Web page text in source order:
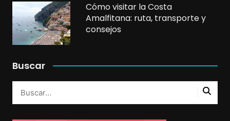
Cómo visitar la Costa
Amalfitana: ruta, transporte y
consejos
Buscar